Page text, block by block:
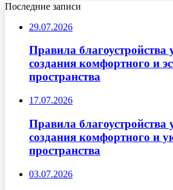
Последние записи
29.07.2026
Правила благоустройства
создания комфортного и
пространства
17.07.2026
Правила благоустройства
создания комфортного и
пространства
03.07.2026